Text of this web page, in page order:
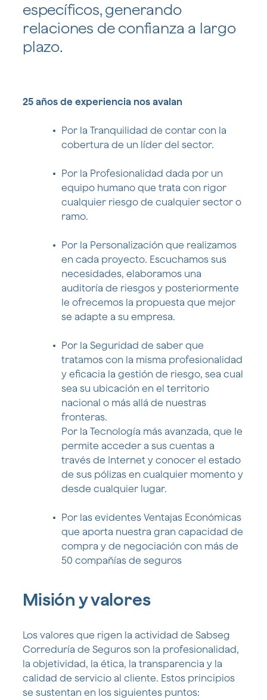
específicos, generando
relaciones de confianza a largo
plazo.
25 años de experiencia nos avalan
Por la Tranquilidad de contar con la
cobertura de un líder del sector.
Por la Profesionalidad dada por un
equipo humano que trata con rigor
cualquier riesgo de cualquier sector o
ramo.
Por la Personalización que realizamos
en cada proyecto. Escuchamos sus
necesidades, elaboramos una
auditoría de riesgos y posteriormente
le ofrecemos la propuesta que mejor
se adapte a su empresa.
Por la Seguridad de saber que
tratamos con la misma profesionalidad
y eficacia la gestión de riesgo, sea cual
sea su ubicación en el territorio
nacional o más allá de nuestras
fronteras.
Por la Tecnología más avanzada, que le
permite acceder a sus cuentas a
través de Internet y conocer el estado
de sus pólizas en cualquier momento y
desde cualquier lugar.
Por las evidentes Ventajas Económicas
que aporta nuestra gran capacidad de
compra y de negociación con más de
50 compañías de seguros
Misión y valores
Los valores que rigen la actividad de Sabseg
Correduría de Seguros son la profesionalidad,
la objetividad, la ética, la transparencia y la
calidad de servicio al cliente. Estos principios
se sustentan en los siguientes puntos: